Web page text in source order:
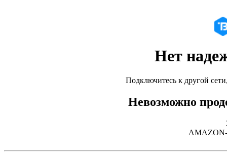
Нет
Подключитесь к другой
Невозможно
AMAZON-